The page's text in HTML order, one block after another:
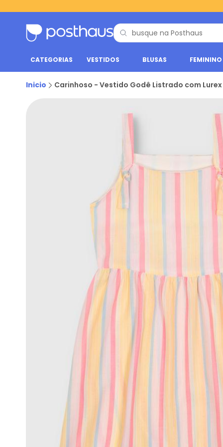
CATEGORIAS VESTIDOS BLUSAS FEMININO
Inicio Carinhoso - Vestido Godê Listrado com